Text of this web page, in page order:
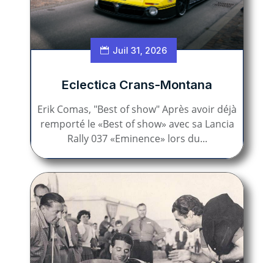
Juil 31, 2026
Eclectica Crans-Montana
Erik Comas, "Best of show" Après avoir déjà
remporté le «Best of show» avec sa Lancia
Rally 037 «Eminence» lors du...